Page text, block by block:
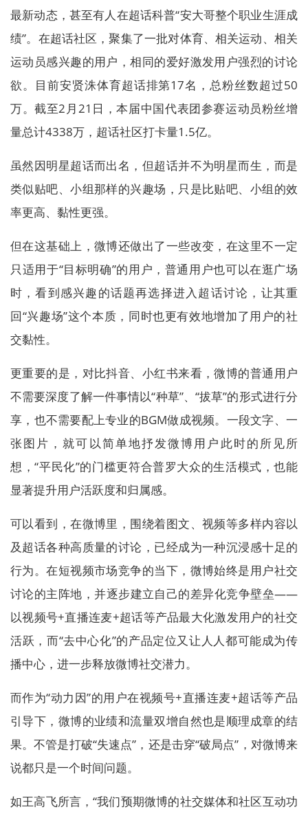
最新动态，甚至有人在超话科普“安大哥整个职业生涯成
绩”。在超话社区，聚集了一批对体育、相关运动、相关
运动员感兴趣的用户，相同的爱好激发用户强烈的讨论
欲。目前安贤洙体育超话排第17名，总粉丝数超过50
万。截至2月21日，本届中国代表团参赛运动员粉丝增
量总计4338万，超话社区打卡量1.5亿。
虽然因明星超话而出名，但超话并不为明星而生，而是
类似贴吧、小组那样的兴趣场，只是比贴吧、小组的效
率更高、黏性更强。
但在这基础上，微博还做出了一些改变，在这里不一定
只适用于“目标明确”的用户，普通用户也可以在逛广场
时，看到感兴趣的话题再选择进入超话讨论，让其重
回“兴趣场”这个本质，同时也更有效地增加了用户的社
交黏性。
更重要的是，对比抖音、小红书来看，微博的普通用户
不需要深度了解一件事情以“种草”、“拔草”的形式进行分
享，也不需要配上专业的BGM做成视频。一段文字、一
张图片，就可以简单地抒发微博用户此时的所见所
想，“平民化”的门槛更符合普罗大众的生活模式，也能
显著提升用户活跃度和归属感。
可以看到，在微博里，围绕着图文、视频等多样内容以
及超话各种高质量的讨论，已经成为一种沉浸感十足的
行为。在短视频市场竞争的当下，微博始终是用户社交
讨论的主阵地，并逐步建立自己的差异化竞争壁垒——
以视频号+直播连麦+超话等产品最大化激发用户的社交
活跃，而“去中心化”的产品定位又让人人都可能成为传
播中心，进一步释放微博社交潜力。
而作为“动力因”的用户在视频号+直播连麦+超话等产品
引导下，微博的业绩和流量双增自然也是顺理成章的结
果。不管是打破“失速点”，还是击穿“破局点”，对微博来
说都只是一个时间问题。
如王高飞所言，“我们预期微博的社交媒体和社区互动功